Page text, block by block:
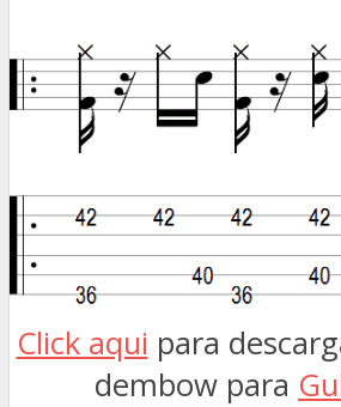
Click aqui para
dembow para